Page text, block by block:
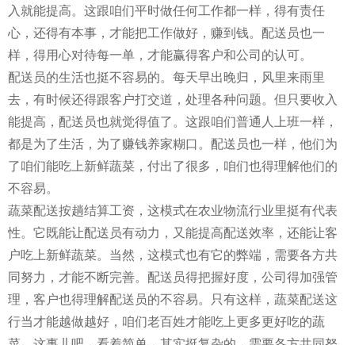
入就能提高。这跟咱们平时做任何工作都一样，得有责任
心，还得有本事，才能把工作做好，赚到钱。配送员也一
样，得用心对待每一单，才能赢得客户和公司的认可。
配送员的生活也挺不容易的。每天早出晚归，风里来雨里
去，有时候还得跟客户打交道，处理各种问题。但只要收入
能提高，配送员也就觉得值了。这跟咱们普通人上班一样，
都是为了生活，为了赚钱养家糊口。配送员也一样，他们为
了咱们能吃上新鲜蔬菜，付出了很多，咱们也得理解他们的
不容易。
蔬菜配送按趟结算工资，这模式在农业物流行业里挺有代表
性。它既能让配送员有动力，又能提高配送效率，还能让客
户吃上新鲜蔬菜。当然，这模式也有它的弊端，需要各方共
同努力，才能不断完善。配送员得把握好度，公司得加强管
理，客户也得理解配送员的不容易。只有这样，蔬菜配送这
行当才能越做越好，咱们老百姓才能吃上更多更好吃的蔬